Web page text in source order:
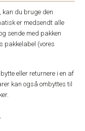
kan du bruge den
er medsendt alle
sende med pakken
pakkelabel (vores
eller returnere i en af
kan også ombyttes til